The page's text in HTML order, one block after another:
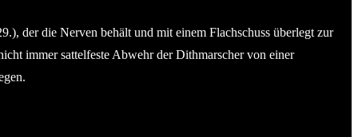
der die Nerven behält und mit einem Flachschuss überlegt zur
immer sattelfeste Abwehr der Dithmarscher von einer